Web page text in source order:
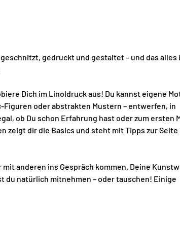
gedruckt und gestaltet – und das alles
Dich im Linoldruck aus! Du kannst eigene
oder abstrakten Mustern – entwerfen, in
ob Du schon Erfahrung hast oder zum ersten
zeigt dir die Basics und steht mit Tipps zur Seite
anderen ins Gespräch kommen. Deine
du natürlich mitnehmen – oder tauschen! Einige